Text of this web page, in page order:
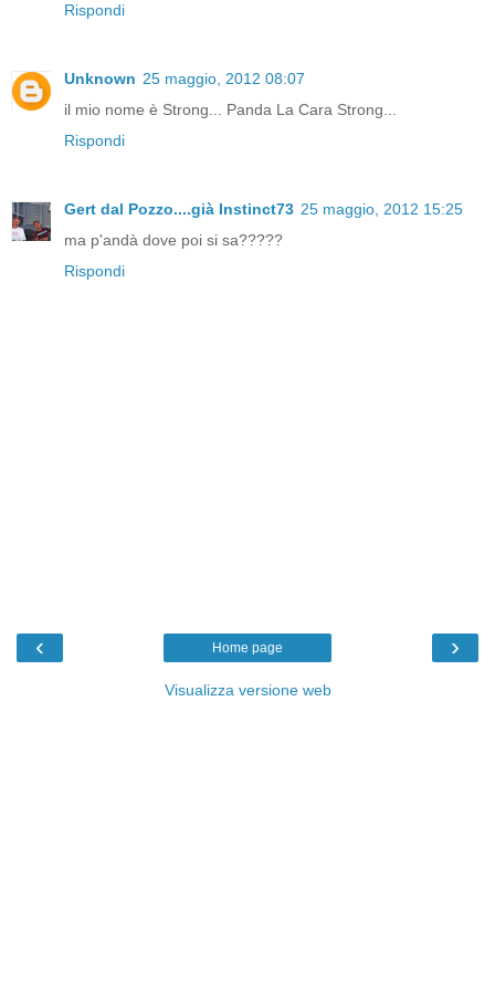
Rispondi
Unknown 25 maggio, 2012 08:07
il mio nome è Strong... Panda La Cara Strong...
Rispondi
Gert dal Pozzo....già Instinct73 25 maggio, 2012 15:25
ma p'andà dove poi si sa?????
Rispondi
‹ ›
Home page
Visualizza versione web